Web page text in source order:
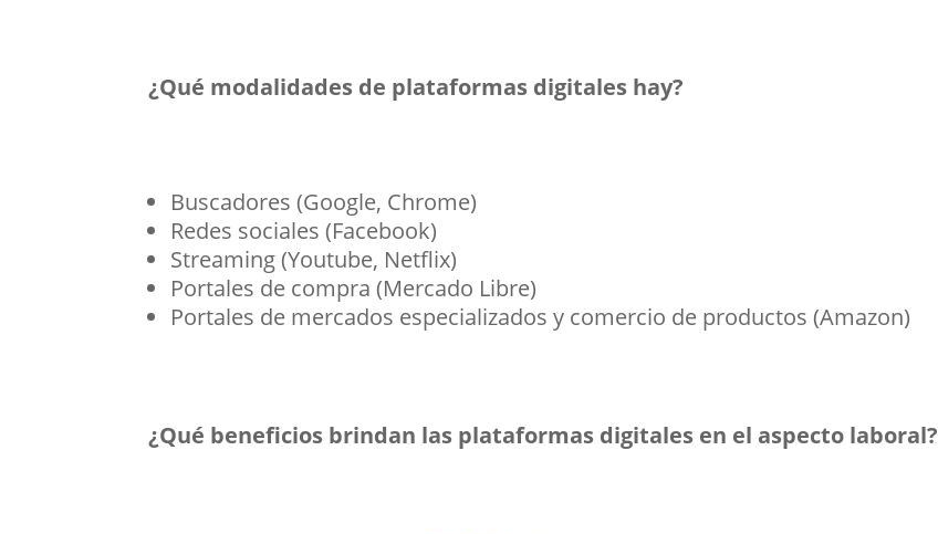
¿Qué modalidades de plataformas digitales hay?
Buscadores (Google, Chrome)
Redes sociales (Facebook)
Streaming (Youtube, Netflix)
Portales de compra (Mercado Libre)
Portales de mercados especializados y comercio de productos (Amazon)
¿Qué beneficios brindan las plataformas digitales en el aspecto laboral?